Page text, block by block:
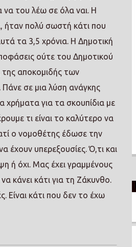
να του λέω σε όλα ναι. Η
ήταν πολύ σωστή κάτι που
τα 3,5 χρόνια. Η Δημοτική
ούτε του Δημοτικού
της αποκομιδής των
Πάνε σε μια λύση ανάγκης
χρήματα για τα σκουπίδια με
τι είναι το καλύτερο να
ο νομοθέτης έδωσε την
έχουν υπερεξουσίες. Ό,τι και
ή όχι. Μας έχει γραμμένους
κάνει κάτι για τη Ζάκυνθο.
Είναι κάτι που δεν το έχω